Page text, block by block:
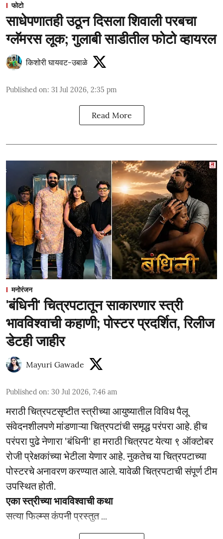
फोटो
साधेपणातही उठून दिसला शिवाली परबचा
ग्लॅमरस लूक; गुलाबी साडीतील फोटो व्हायरल
किशोरी घायवट-उबाळे
Published on: 31 Jul 2026, 2:35 pm
Read More
मनोरंजन
'बंधिनी' चित्रपटातून साकारणार स्त्री
भावविश्वाची कहाणी; पोस्टर प्रदर्शित, रिलीज
डेटही जाहीर
Mayuri Gawade
Published on: 30 Jul 2026, 7:46 am
मराठी चित्रपटसृष्टीत स्त्रीच्या आयुष्यातील विविध पैलू
संवेदनशीलपणे मांडणाऱ्या चित्रपटांची समृद्ध परंपरा आहे. हीच
परंपरा पुढे नेणारा 'बंधिनी' हा मराठी चित्रपट येत्या ९ ऑक्टोबर
रोजी प्रेक्षकांच्या भेटीला येणार आहे. नुकतेच या चित्रपटाच्या
पोस्टरचे अनावरण करण्यात आले. यावेळी चित्रपटाची संपूर्ण टीम
उपस्थित होती.
एका स्त्रीच्या भावविश्वाची कथा
सत्या फिल्म्स कंपनी प्रस्तुत ...